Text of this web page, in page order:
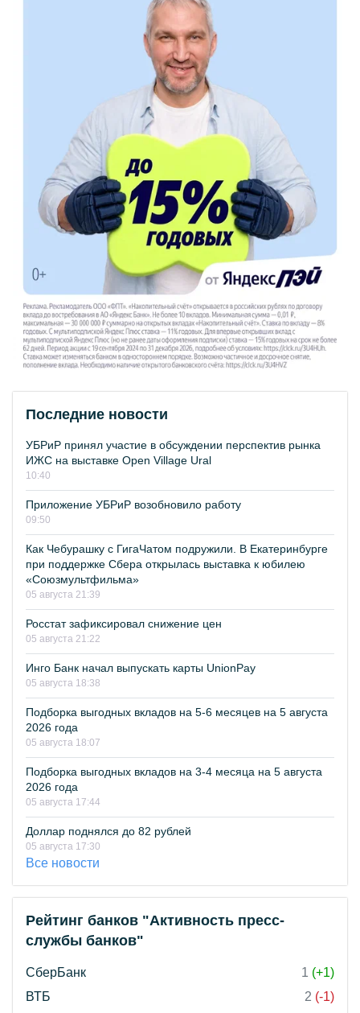
Последние новости
УБРиР принял участие в обсуждении перспектив рынка
ИЖС на выставке Open Village Ural
10:40
Приложение УБРиР возобновило работу
09:50
Как Чебурашку с ГигаЧатом подружили. В Екатеринбурге
при поддержке Сбера открылась выставка к юбилею
«Союзмультфильма»
05 августа 21:39
Росстат зафиксировал снижение цен
05 августа 21:22
Инго Банк начал выпускать карты UnionPay
05 августа 18:38
Подборка выгодных вкладов на 5-6 месяцев на 5 августа
2026 года
05 августа 18:07
Подборка выгодных вкладов на 3-4 месяца на 5 августа
2026 года
05 августа 17:44
Доллар поднялся до 82 рублей
05 августа 17:30
Все новости
Рейтинг банков "Активность пресс-
службы банков"
СберБанк 1 (+1)
ВТБ
2 (-1)